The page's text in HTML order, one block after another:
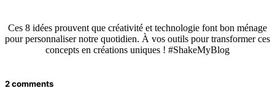
Ces 8 idées prouvent que créativité et technologie font bon ménage
pour personnaliser notre quotidien. À vos outils pour transformer ces
concepts en créations uniques ! #ShakeMyBlog
2 comments